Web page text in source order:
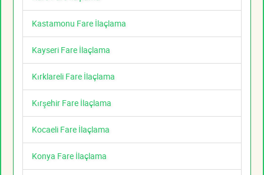
Kastamonu Fare İlaçlama
Kayseri Fare İlaçlama
Kırklareli Fare İlaçlama
Kırşehir Fare İlaçlama
Kocaeli Fare İlaçlama
Konya Fare İlaçlama